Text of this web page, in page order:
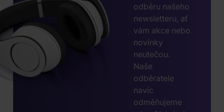
odběru našeho
newsletteru, ať
vám akce nebo
novinky
neutečou.
Naše
odběratele
navíc
odměňujeme